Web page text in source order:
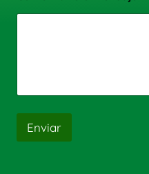
Enviar